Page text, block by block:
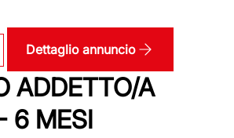
Dettaglio annuncio
ADDETTO/A
6 MESI